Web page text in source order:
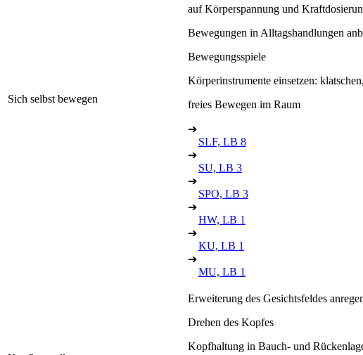
Sich selbst bewegen
auf Körperspannung und
Bewegungen in Alltagshandlungen
Bewegungsspiele
Körperinstrumente einsetzen:
freies Bewegen im Raum
➔
SLF, LB 8
➔
SU, LB 3
➔
SPO, LB 3
➔
HW, LB 1
➔
KU, LB 1
➔
MU, LB 1
Erweiterung des Gesichtsfeldes
Drehen des Kopfes
Kopfhaltung in Bauch- und